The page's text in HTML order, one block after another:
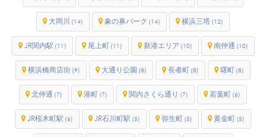
大岡川 (14) 象の鼻パーク (14) 横浜三塔 (12)
JR関内駅 (11) 尾上町 (11) 新港エリア (10) 南仲通 (10)
横浜橋商店街 (9) 大通り公園 (8) 長者町 (8) 曙町 (8)
北仲通 (7) 港町 (7) 関内さくら通り (7) 若葉町 (6)
JR桜木町駅 (6) JR石川町駅 (5) 弥生町 (5) 黄金町 (5)